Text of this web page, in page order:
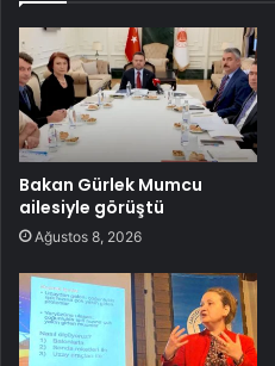
Bakan Gürlek Mumcu
ailesiyle görüştü
Ağustos 8, 2026